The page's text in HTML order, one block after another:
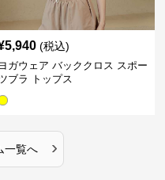
5,940 (税込)
ヨガウェア バッククロス スポー
ブラ トップス
一覧へ ›